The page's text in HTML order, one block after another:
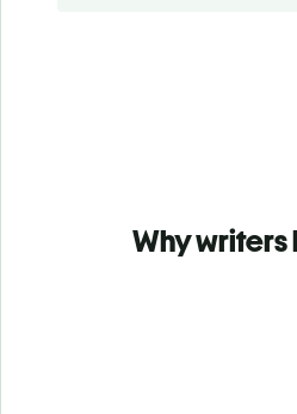
Why writers